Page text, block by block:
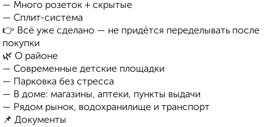
— Много розеток + скрытые
— Сплит-система
👉 Всё уже сделано — не придётся переделывать после
покупки
🌿 О районе
— Современные детские площадки
— Парковка без стресса
— В доме: магазины, аптеки, пункты выдачи
— Рядом рынок, водохранилище и транспорт
📌 Документы